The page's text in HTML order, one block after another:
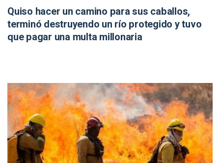
Quiso hacer un camino para sus caballos,
terminó destruyendo un río protegido y tuvo
que pagar una multa millonaria